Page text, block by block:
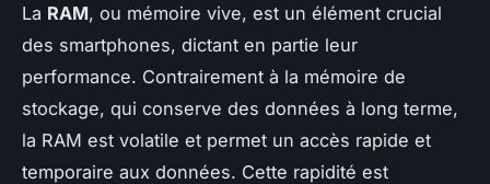
La RAM, ou mémoire vive, est un élément crucial
des smartphones, dictant en partie leur
performance. Contrairement à la mémoire de
stockage, qui conserve des données à long terme,
la RAM est volatile et permet un accès rapide et
temporaire aux données. Cette rapidité est